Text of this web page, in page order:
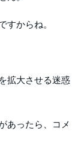
すからね。
拡大させる迷惑
あったら、コメ